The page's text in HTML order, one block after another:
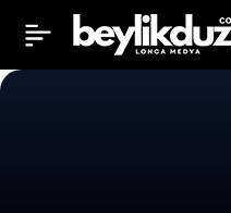
Fransa Brexit